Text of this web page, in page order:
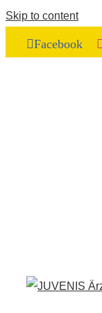
Skip to content
Facebook